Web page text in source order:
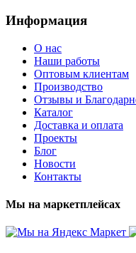
Информация
О нас
Наши работы
Оптовым клиентам
Производство
Отзывы и
Каталог
Доставка и оплата
Проекты
Блог
Новости
Контакты
Мы на маркетплейсах